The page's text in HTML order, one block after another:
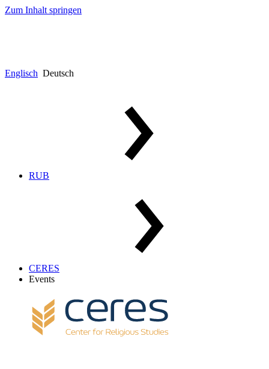
Zum Inhalt springen
Englisch Deutsch
RUB
CERES
Events